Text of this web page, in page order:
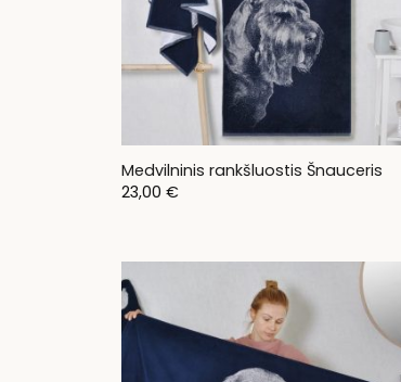
Medvilninis rankšluostis Šnauceris
23,00 €